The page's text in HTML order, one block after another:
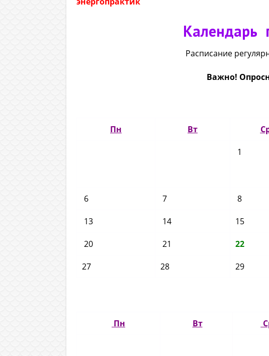
Календарь
Расписание
Важно!
Пн Вт
1
6 7 8
13 14 15
20 21 22
27 28 29
Пн Вт